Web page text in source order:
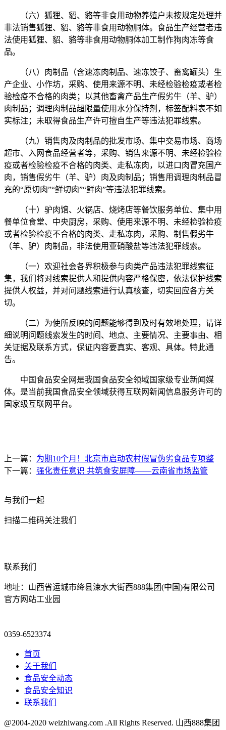
（六）狐狸、貂、貉等非食用动物养殖户未按规定处理并
非法销售狐狸、貂、貉等非食用动物胴体。食品生产经营者违
法使用狐狸、貂、貉等非食用动物胴体加工制作狗肉冻等食
品。
（八）肉制品（含速冻肉制品、速冻饺子、畜禽罐头）生
产企业、小作坊，采购、使用来源不明、未经检验检疫或者检
验检疫不合格的肉类；以其他畜禽产品生产假劣牛（羊、驴）
肉制品；调理肉制品超限量使用水分保持剂，标签配料表不如
实标注；未取得食品生产许可擅自生产等违法犯罪线索。
（九）销售肉及肉制品的批发市场、集中交易市场、商场
超市、入网食品经营者等，采购、销售来源不明、未经检验检
疫或者检验检疫不合格的肉类、走私冻肉，以进口肉冒充国产
肉，销售假劣牛（羊、驴）肉及肉制品；销售用调理肉制品冒
充的“原切肉”“鲜切肉”“鲜肉”等违法犯罪线索。
（十）驴肉馆、火锅店、烧烤店等餐饮服务单位、集中用
餐单位食堂、中央厨房，采购、使用来源不明、未经检验检疫
或者检验检疫不合格的肉类、走私冻肉，采购、制售假劣牛
（羊、驴）肉制品，非法使用亚硝酸盐等违法犯罪线索。
‍（一）欢迎社会各界积极参与肉类产品违法犯罪线索征
集，我们将对线索提供人和提供内容严格保密，依法保护线索
提供人权益，并对问题线索进行认真核查，切实回应各方关
切。
（二）为使所反映的问题能够得到及时有效地处理，请详
细说明问题线索发生的时间、地点、主要情况、主要事由、相
关证据及联系方式，保证内容要真实、客观、具体。特此通
告。‍
中国食品安全网是我国食品安全领域国家级专业新闻媒
体。是当前我国食品安全领域获得互联网新闻信息服务许可的
国家级互联网平台。
上一篇： 为期10个月！北京市启动农村假冒伪劣食品专项整
下一篇： 强化责任意识 共筑食安屏障——云南省市场监管
与我们一起
扫描二维码关注我们
联系我们
地址：山西省运城市绛县涑水大街西888集团(中国)有限公司
官方网站工业园
0359-6523374
首页
关于我们
食品安全动态
食品安全知识
联系我们
@2004-2020 weizhiwang.com .All Rights Reserved. 山西888集团